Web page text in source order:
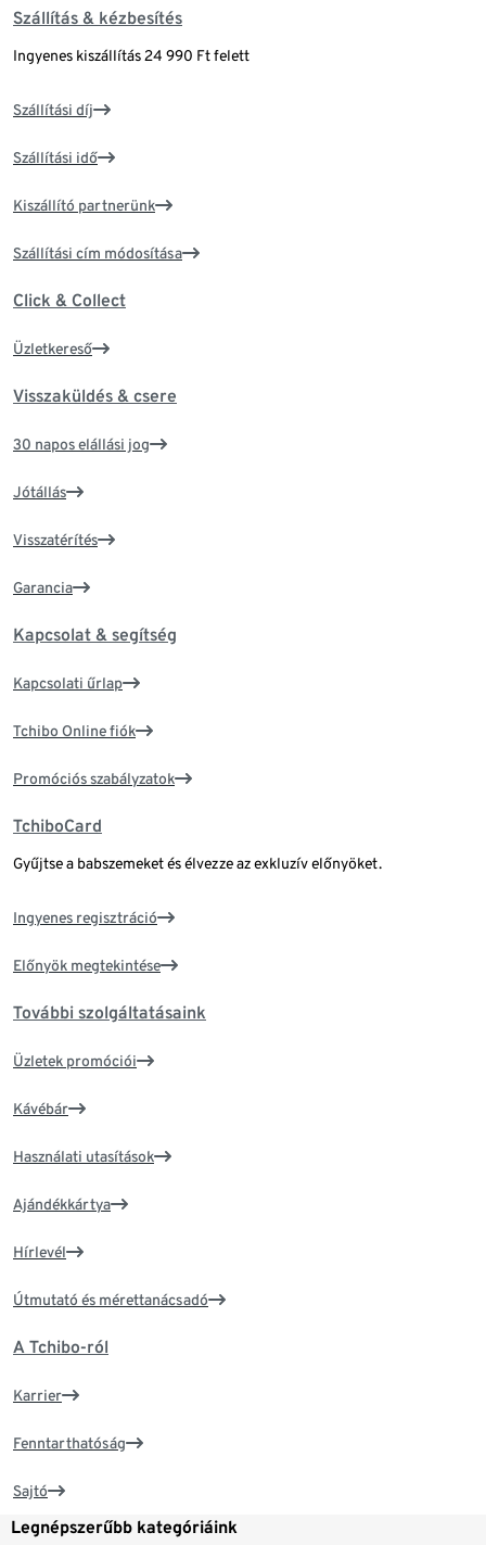
Szállítás & kézbesítés
Ingyenes kiszállítás 24 990 Ft felett
Szállítási díj
Szállítási idő
Kiszállító partnerünk
Szállítási cím módosítása
Click & Collect
Üzletkereső
Visszaküldés & csere
30 napos elállási jog
Jótállás
Visszatérítés
Garancia
Kapcsolat & segítség
Kapcsolati űrlap
Tchibo Online fiók
Promóciós szabályzatok
TchiboCard
Gyűjtse a babszemeket és élvezze az exkluzív előnyöket.
Ingyenes regisztráció
Előnyök megtekintése
További szolgáltatásaink
Üzletek promóciói
Kávébár
Használati utasítások
Ajándékkártya
Hírlevél
Útmutató és mérettanácsadó
A Tchibo-ról
Karrier
Fenntarthatóság
Sajtó
Legnépszerűbb kategóriáink